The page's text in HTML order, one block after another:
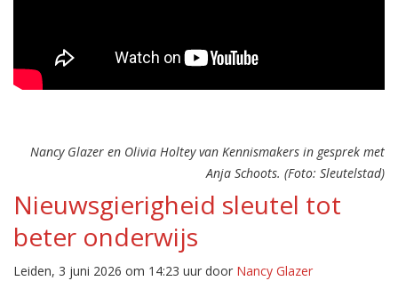
Nancy Glazer en Olivia Holtey van Kennismakers in gesprek met
Anja Schoots. (Foto: Sleutelstad)
Nieuwsgierigheid sleutel tot
beter onderwijs
Leiden, 3 juni 2026 om 14:23 uur door Nancy Glazer